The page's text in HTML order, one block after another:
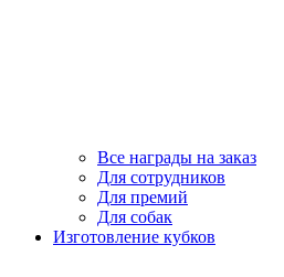
Все награды на заказ
Для сотрудников
Для премий
Для собак
Изготовление кубков